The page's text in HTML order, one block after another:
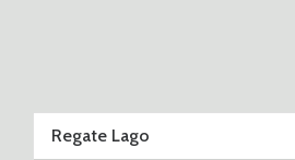
Regate Lago